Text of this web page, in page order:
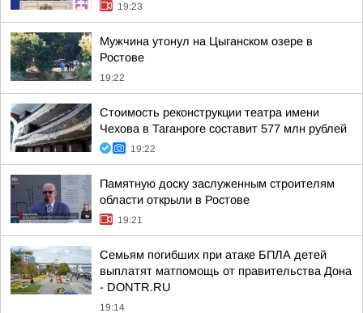
19:23
Мужчина утонул на Цыганском озере в
Ростове
19:22
Стоимость реконструкции театра имени
Чехова в Таганроге составит 577 млн рублей
19:22
Памятную доску заслуженным строителям
области открыли в Ростове
19:21
Семьям погибших при атаке БПЛА детей
выплатят матпомощь от правительства Дона
- DONTR.RU
19:14